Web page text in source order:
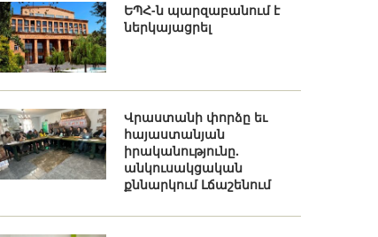
ԵՊՀ-ն պարզաբանում է
ներկայացրել
Վրաստանի փորձը եւ
հայաստանյան
իրականությունը.
անկուսակցական
քննարկում Լճաշենում